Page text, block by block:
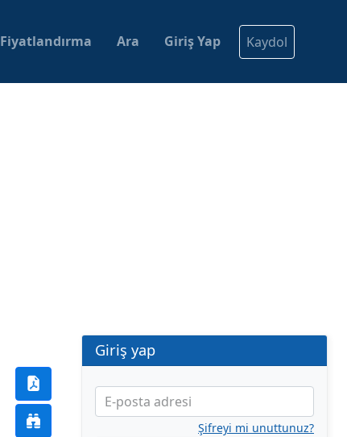
Fiyatlandırma Ara Giriş Yap Kaydol
Giriş yap
E-posta adresi
Şifreyi mi unuttunuz?